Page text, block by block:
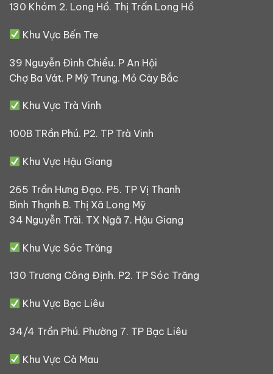
130 Khóm 2. Long Hồ. Thị Trấn Long Hồ
Khu Vực Bến Tre
39 Nguyễn Đình Chiểu. P An Hội
Chợ Ba Vát. P Mỹ Trung. Mỏ Cày Bắc
Khu Vực Trà Vinh
100B TRần Phú. P2. TP Trà Vinh
Khu Vực Hậu Giang
265 Trần Hưng Đạo. P5. TP Vị Thanh
Bình Thạnh B. Thị Xã Long Mỹ
34 Nguyễn Trãi. TX Ngã 7. Hậu Giang
Khu Vực Sóc Trăng
130 Trương Công Định. P2. TP Sóc Trăng
Khu Vực Bạc Liêu
34/4 Trần Phú. Phường 7. TP Bạc Liêu
Khu Vực Cà Mau